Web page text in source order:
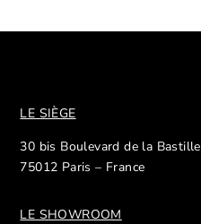
LE SIÈGE
30 bis Boulevard de la Bastille
75012 Paris – France
LE SHOWROOM